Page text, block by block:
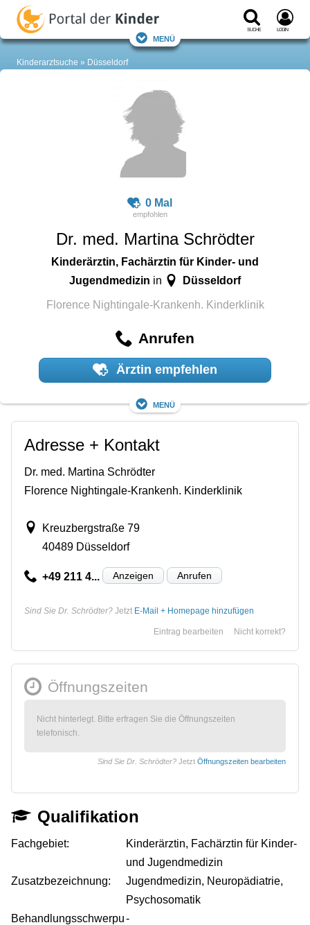
Suche Login
Menü
Kinderarztsuche Düsseldorf
0 Mal
Dr. med. Martina Schrödter
Kinderärztin, Fachärztin für Kinder- und
Jugendmedizin in Düsseldorf
Florence Nightingale-Krankenh. Kinderklinik
Anrufen
Ärztin empfehlen
Menü
Adresse + Kontakt
Dr. med. Martina Schrödter
Florence Nightingale-Krankenh. Kinderklinik
Kreuzbergstraße 79
40489 Düsseldorf
+49 211 4... Anzeigen Anrufen
Sind Sie Dr. Schrödter? Jetzt E-Mail + Homepage hinzufügen
Nicht korrekt?
Eintrag bearbeiten
Öffnungszeiten
Nicht hinterlegt. Bitte erfragen Sie die Öffnungszeiten
telefonisch.
Sind Sie Dr. Schrödter? Jetzt Öffnungszeiten bearbeiten
Qualifikation
Fachgebiet:
Kinderärztin, Fachärztin für Kinder-
und Jugendmedizin
Zusatzbezeichnung:
Jugendmedizin, Neuropädiatrie,
Psychosomatik
Behandlungsschwerpu-